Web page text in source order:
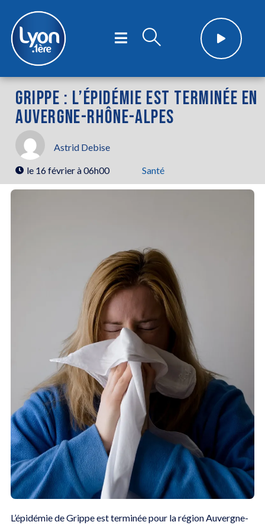
GRIPPE : L’ÉPIDÉMIE EST TERMINÉE EN
AUVERGNE-RHÔNE-ALPES
Astrid Debise
le 16 février à 06h00 Santé
L’épidémie de Grippe est terminée pour la région Auvergne-